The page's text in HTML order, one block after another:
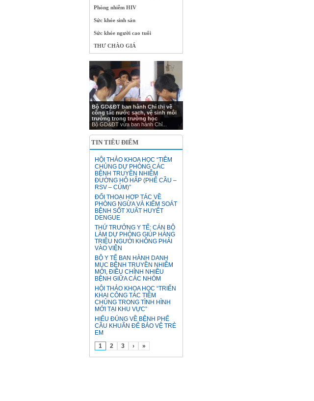
Phòng nhiễm HIV
Sức khỏe sinh sản
Sức khỏe người cao tuổi
THƯ CHÀO GIÁ
Bộ GD&ĐT ban hành Chỉ thị về
công tác nước sạch, vệ sinh môi
trường trong trường học
Bộ GD&ĐT vừa ban hành Chỉ...
TIN TIÊU ĐIỂM
HỘI THẢO KHOA HỌC “TIÊM
CHỦNG DỰ PHÒNG CÁC
BỆNH TRUYỀN NHIỄM
ĐƯỜNG HÔ HẤP (PHẾ CẦU –
RSV – CÚM)”
ĐỐI THOẠI HỢP TÁC VỀ
PHÒNG NGỪA VÀ KIỂM SOÁT
BỆNH SỐT XUẤT HUYẾT
DENGUE
THỨ TRƯỞNG Y TẾ: CÁN BỘ
LÀM DỰ PHÒNG GIÚP HÀNG
TRIỆU NGƯỜI KHÔNG PHẢI
VÀO VIỆN
BỘ Y TẾ BAN HÀNH DANH
MỤC BỆNH TRUYỀN NHIỄM
MỚI, ĐIỀU CHỈNH NHIỀU
BỆNH GIỮA CÁC NHÓM
HỘI THẢO KHOA HỌC “TRIỂN
KHAI CÔNG TÁC TIÊM
CHỦNG TRONG TÌNH HÌNH
MỚI TẠI KHU VỰC”
HIỂU ĐÚNG VỀ BỆNH PHẾ
CẦU KHUẨN ĐỂ BẢO VỆ TRẺ
EM
1
2 3 › »